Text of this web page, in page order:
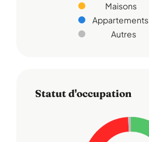
Maisons
Appartements
Autres
Statut d'occupation